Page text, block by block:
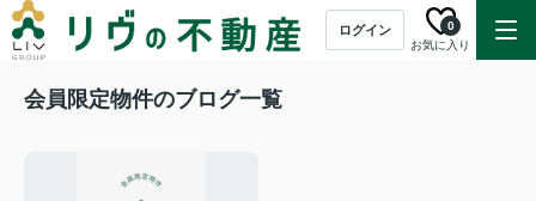
ログイン
お気に入り
0
会員限定物件のブログ一覧